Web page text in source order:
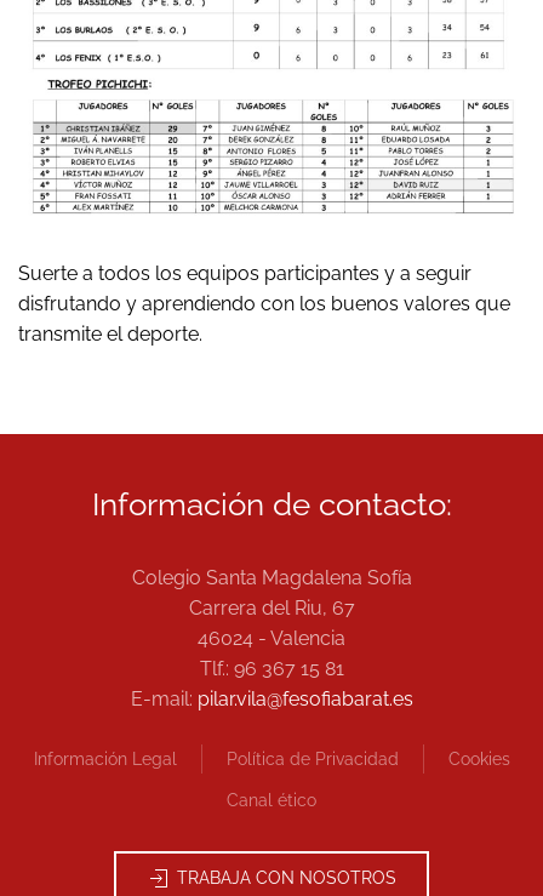
Suerte a todos los equipos participantes y a seguir
disfrutando y aprendiendo con los buenos valores que
transmite el deporte.
Información de contacto:
Colegio Santa Magdalena Sofía
Carrera del Riu, 67
46024 - Valencia
Tlf.: 96 367 15 81
E-mail: pilar.vila@fesofiabarat.es
Información Legal Política de Privacidad Cookies
Canal ético
TRABAJA CON NOSOTROS